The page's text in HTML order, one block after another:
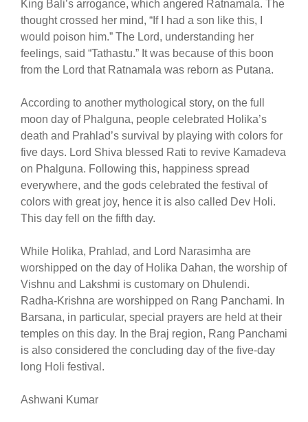
King Bali’s arrogance, which angered Ratnamala. The
thought crossed her mind, “If I had a son like this, I
would poison him.” The Lord, understanding her
feelings, said “Tathastu.” It was because of this boon
from the Lord that Ratnamala was reborn as Putana.
According to another mythological story, on the full
moon day of Phalguna, people celebrated Holika’s
death and Prahlad’s survival by playing with colors for
five days. Lord Shiva blessed Rati to revive Kamadeva
on Phalguna. Following this, happiness spread
everywhere, and the gods celebrated the festival of
colors with great joy, hence it is also called Dev Holi.
This day fell on the fifth day.
While Holika, Prahlad, and Lord Narasimha are
worshipped on the day of Holika Dahan, the worship of
Vishnu and Lakshmi is customary on Dhulendi.
Radha-Krishna are worshipped on Rang Panchami. In
Barsana, in particular, special prayers are held at their
temples on this day. In the Braj region, Rang Panchami
is also considered the concluding day of the five-day
long Holi festival.
Ashwani Kumar